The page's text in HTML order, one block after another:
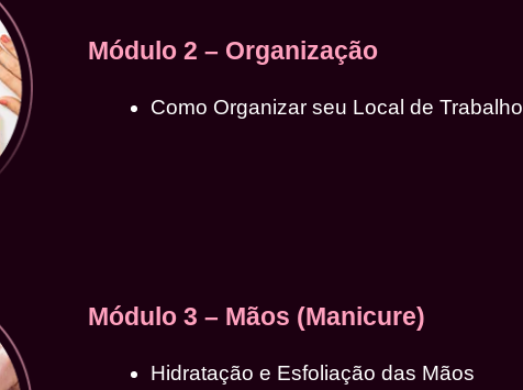
Módulo 2 – Organização
Como Organizar seu Local de Trabalho
Módulo 3 – Mãos (Manicure)
Hidratação e Esfoliação das Mãos